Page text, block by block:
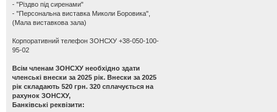
- "Різдво під сиренами"
- "Персональна виставка Миколи Боровика",
(Мала виставкова зала)
Корпоративний телефон ЗОНСХУ +38-050-100-
95-02
Всім членам ЗОНСХУ необхідно здати
членські внески за 2025 рік. Внески за 2025
рік складають 520 грн. 320 сплачується на
рахунок ЗОНСХУ,
Банківські реквізити: